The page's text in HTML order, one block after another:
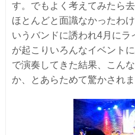
す。でもよく考えてみたら
ほとんどと面識なかったわ
いうバンドに誘われ4月に
が起こりいろんなイベント
で演奏してきた結果、こん
か、とあらためて驚かされま